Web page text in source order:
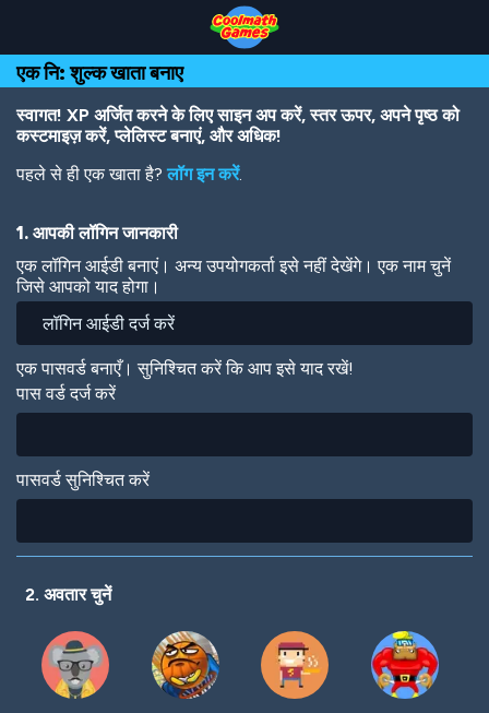
Top
of
Page
Navigation
Main
Content
Footer
main
content
एक नि: शुल्क खाता बनाए
स्वागत! XP अर्जित करने के लिए साइन अप करें, स्तर ऊपर, अपने पृष्ठ को
कस्टमाइज़ करें, प्लेलिस्ट बनाएं, और अधिक!
पहले से ही एक खाता है?लॉग इन करें.
1. आपकी लॉगिन जानकारी
एक लॉगिन आईडी बनाएं। अन्य उपयोगकर्ता इसे नहीं देखेंगे। एक नाम चुनें
जिसे आपको याद होगा।
एक पासवर्ड बनाएँ। सुनिश्चित करें कि आप इसे याद रखें!
पास वर्ड दर्ज करें
पासवर्ड सुनिश्चित करें
2. अवतार चुनें